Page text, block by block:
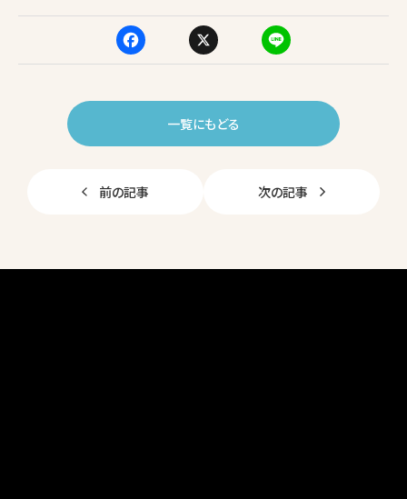
F
a
e
b
k
X Li
n
一覧にもどる
前の記事 次の記事